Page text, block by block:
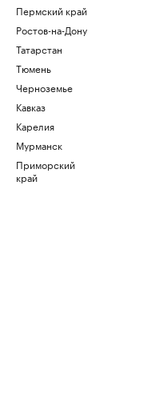
Пермский край
Ростов-на-Дону
Татарстан
Тюмень
Черноземье
Кавказ
Карелия
Мурманск
Приморский
край